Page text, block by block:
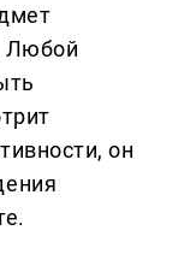
Любой
он